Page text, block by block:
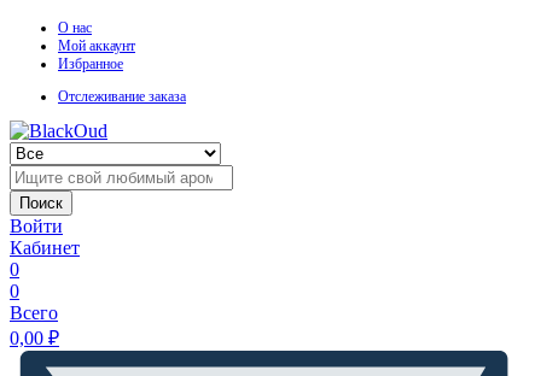
О нас
Мой аккаунт
Избранное
Отслеживание заказа
Поиск
Войти
Кабинет
0
0
Всего
0,00 ₽